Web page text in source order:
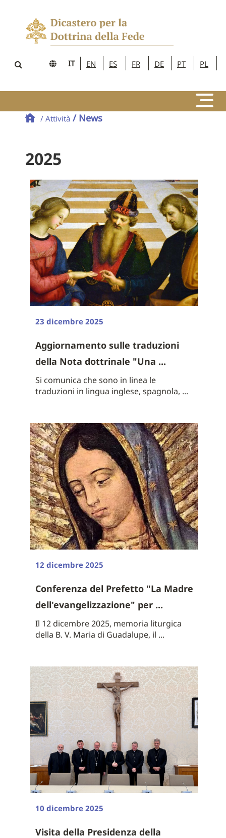
IT EN ES FR DE PT PL
/ Attività / News
2025
23 dicembre 2025
Aggiornamento sulle traduzioni
della Nota dottrinale "Una ...
Si comunica che sono in linea le
traduzioni in lingua inglese, spagnola, ...
12 dicembre 2025
Conferenza del Prefetto "La Madre
dell'evangelizzazione" per ...
Il 12 dicembre 2025, memoria liturgica
della B. V. Maria di Guadalupe, il ...
10 dicembre 2025
Visita della Presidenza della